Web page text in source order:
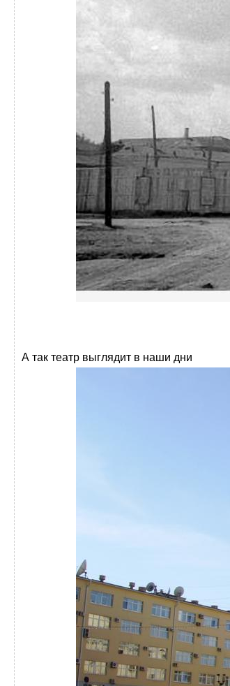
А так театр выглядит в наши дни